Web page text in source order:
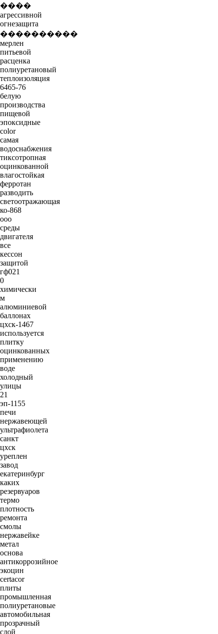
����
агрессивной
огнезащита
����������
мерлен
питьевой
расценка
полиуретановый
теплоизоляция
6465-76
белую
производства
пищевой
эпоксидные
color
самая
водоснабжения
тиксотропная
оцинкованной
влагостойкая
ферротан
разводить
светоотражающая
ко-868
ооо
среды
двигателя
все
кессон
защитой
гф021
0
химически
м
алюминиевой
баллонах
цхск-1467
используется
плитку
оцинкованных
применению
воде
холодный
улицы
21
эп-1155
печи
нержавеющей
ультрафиолета
санкт
цхск
уреплен
завод
екатеринбург
каких
резервуаров
термо
плотность
ремонта
смолы
нержавейке
метал
основа
антикоррозийное
экоцин
certacor
плиты
промышленная
полиуретановые
автомобильная
прозрачный
слой